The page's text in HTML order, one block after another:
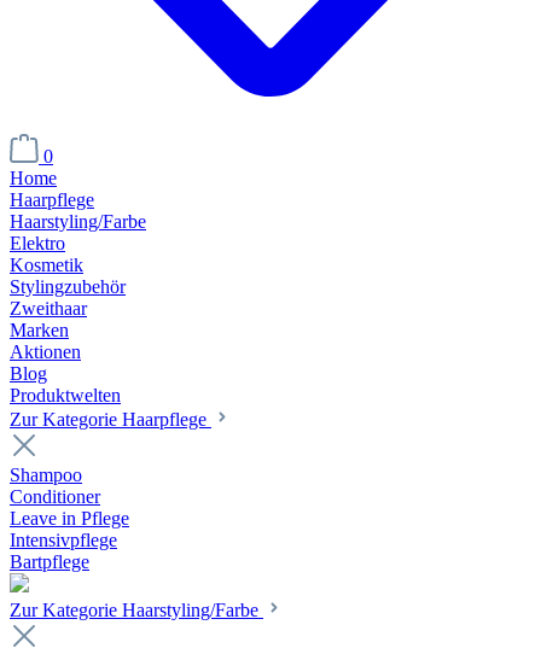
0
Home
Haarpflege
Haarstyling/Farbe
Elektro
Kosmetik
Stylingzubehör
Zweithaar
Marken
Aktionen
Blog
Produktwelten
Zur Kategorie Haarpflege
Shampoo
Conditioner
Leave in Pflege
Intensivpflege
Bartpflege
Zur Kategorie Haarstyling/Farbe